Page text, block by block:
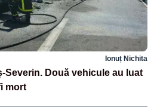
Ionuț Nichita
Severin. Două vehicule au luat
mort